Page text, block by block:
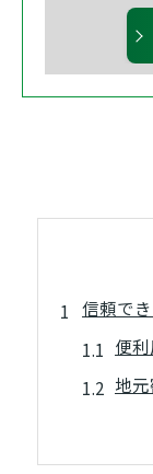
信頼で
便
地
便
相